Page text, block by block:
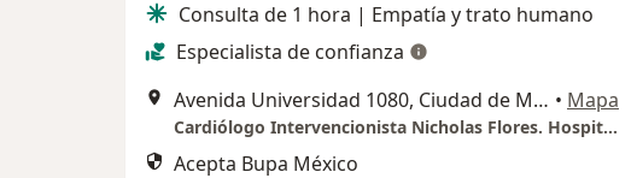
Consulta de 1 hora | Empatía y trato humano
Especialista de confianza
Avenida Universidad 1080, Ciudad de México • Mapa
Cardiólogo Intervencionista Nicholas Flores. Hospital Angeles Universidad
Acepta Bupa México